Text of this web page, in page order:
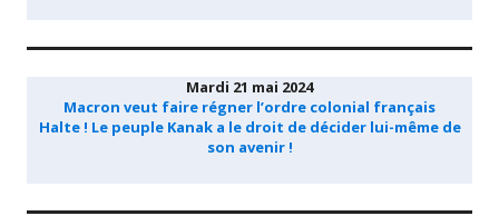
Mardi 21 mai 2024
Macron veut faire régner l’ordre colonial français
Halte ! Le peuple Kanak a le droit de décider lui-même de
son avenir !